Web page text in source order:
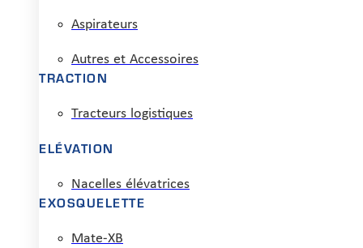
Aspirateurs
Autres et Accessoires
TRACTION
Tracteurs logistiques
ELÉVATION
Nacelles élévatrices
EXOSQUELETTE
Mate-XB